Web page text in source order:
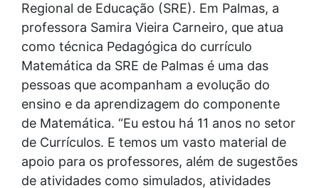
Regional de Educação (SRE). Em Palmas, a
professora Samira Vieira Carneiro, que atua
como técnica Pedagógica do currículo
Matemática da SRE de Palmas é uma das
pessoas que acompanham a evolução do
ensino e da aprendizagem do componente
de Matemática. “Eu estou há 11 anos no setor
de Currículos. E temos um vasto material de
apoio para os professores, além de sugestões
de atividades como simulados, atividades